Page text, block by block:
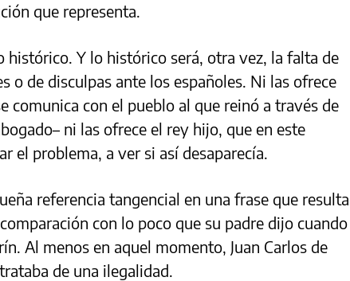
que representa.
histórico. Y lo histórico será, otra vez, la falta de
o de disculpas ante los españoles. Ni las ofrece
comunica con el pueblo al que reinó a través de
ni las ofrece el rey hijo, que en este
el problema, a ver si así desaparecía.
referencia tangencial en una frase que resulta
con lo poco que su padre dijo cuando
Al menos en aquel momento, Juan Carlos de
de una ilegalidad.